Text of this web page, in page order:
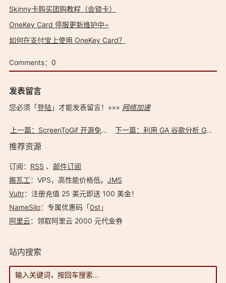
Skinny卡购买团购教程（会锁卡）
OneKey Card 停服更新维护中~
如何在支付宝上使用 OneKey Card？
Comments： 0
发表留言
您必须「登陆」才能发表留言！»»» 网络加速
上一篇：ScreenToGif 开源免费 绿色小巧 Gif 屏幕录制工具 自带中文 下一篇：利用 GA 谷歌分析 Google Analytics 追踪 WordPress 站内搜索关键词
推荐资源
订阅： RSS 、 邮件订阅
搬瓦工：VPS，高性能价格低。️ JMS
Vultr：注册充值 25 美元即送 100 美金！
NameSilo：专属优惠码「0st」
阿里云：领取阿里云 2000 元代金券
站内搜索